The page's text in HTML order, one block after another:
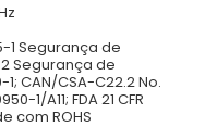
1 Segurança de
Segurança de
CAN/CSA-C22.2 No.
1/A11; FDA 21 CFR
com ROHS